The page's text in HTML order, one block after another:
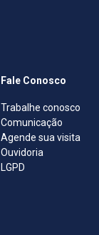
Fale Conosco
Trabalhe conosco
Comunicação
Agende sua visita
Ouvidoria
LGPD